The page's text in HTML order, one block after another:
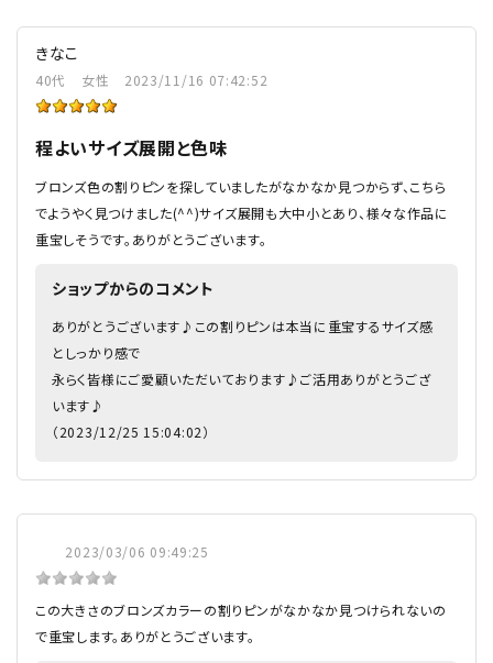
きなこ
40代 女性 2023/11/16 07:42:52
程よいサイズ展開と色味
ブロンズ色の割りピンを探していましたがなかなか見つからず、こちら
でようやく見つけました(^^)サイズ展開も大中小とあり、様々な作品に
重宝しそうです。ありがとうございます。
ショップからのコメント
ありがとうございます♪この割りピンは本当に重宝するサイズ感
としっかり感で
永らく皆様にご愛顧いただいております♪ご活用ありがとうござ
います♪
（2023/12/25 15:04:02）
2023/03/06 09:49:25
この大きさのブロンズカラーの割りピンがなかなか見つけられないの
で重宝します。ありがとうございます。